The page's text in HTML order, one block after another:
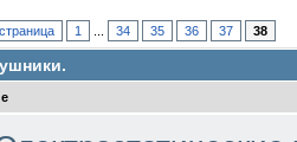
1 34 35 36 37 38